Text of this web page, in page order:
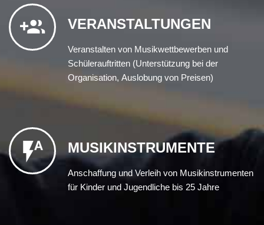
VERANSTALTUNGEN
Veranstalten von Musikwettbewerben und
Schülerauftritten (Unterstützung bei der
Organisation, Auslobung von Preisen)
MUSIKINSTRUMENTE
Anschaffung und Verleih von Musikinstrumenten
für Kinder und Jugendliche bis 25 Jahre